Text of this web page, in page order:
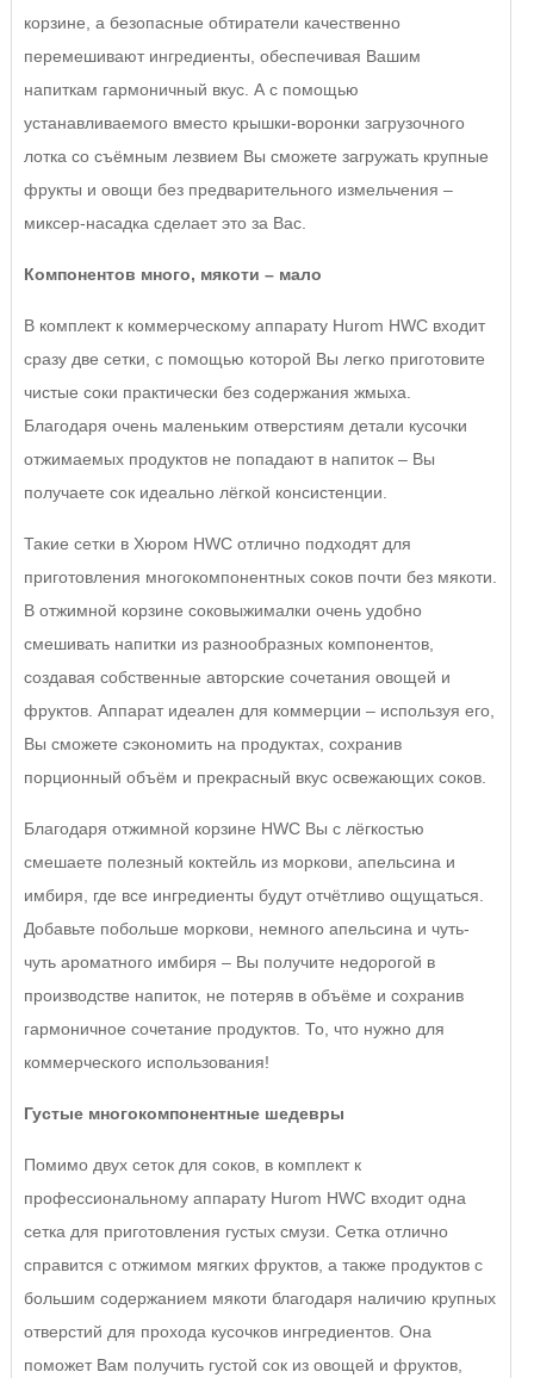
корзине, а безопасные обтиратели качественно
перемешивают ингредиенты, обеспечивая Вашим
напиткам гармоничный вкус. А с помощью
устанавливаемого вместо крышки-воронки загрузочного
лотка со съёмным лезвием Вы сможете загружать крупные
фрукты и овощи без предварительного измельчения –
миксер-насадка сделает это за Вас.
Компонентов много, мякоти – мало
В комплект к коммерческому аппарату Hurom HWC входит
сразу две сетки, с помощью которой Вы легко приготовите
чистые соки практически без содержания жмыха.
Благодаря очень маленьким отверстиям детали кусочки
отжимаемых продуктов не попадают в напиток – Вы
получаете сок идеально лёгкой консистенции.
Такие сетки в Хюром HWC отлично подходят для
приготовления многокомпонентных соков почти без мякоти.
В отжимной корзине соковыжималки очень удобно
смешивать напитки из разнообразных компонентов,
создавая собственные авторские сочетания овощей и
фруктов. Аппарат идеален для коммерции – используя его,
Вы сможете сэкономить на продуктах, сохранив
порционный объём и прекрасный вкус освежающих соков.
Благодаря отжимной корзине HWC Вы с лёгкостью
смешаете полезный коктейль из моркови, апельсина и
имбиря, где все ингредиенты будут отчётливо ощущаться.
Добавьте побольше моркови, немного апельсина и чуть-
чуть ароматного имбиря – Вы получите недорогой в
производстве напиток, не потеряв в объёме и сохранив
гармоничное сочетание продуктов. То, что нужно для
коммерческого использования!
Густые многокомпонентные шедевры
Помимо двух сеток для соков, в комплект к
профессиональному аппарату Hurom HWC входит одна
сетка для приготовления густых смузи. Сетка отлично
справится с отжимом мягких фруктов, а также продуктов с
большим содержанием мякоти благодаря наличию крупных
отверстий для прохода кусочков ингредиентов. Она
поможет Вам получить густой сок из овощей и фруктов,